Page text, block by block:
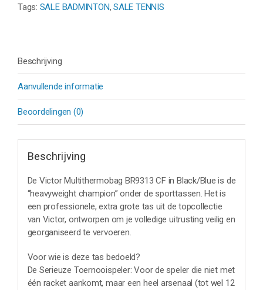
Tags: SALE BADMINTON,SALE TENNIS
Beschrijving
Aanvullende informatie
Beoordelingen (0)
Beschrijving
De Victor Multithermobag BR9313 CF in Black/Blue is de
“heavyweight champion” onder de sporttassen. Het is
een professionele, extra grote tas uit de topcollectie
van Victor, ontworpen om je volledige uitrusting veilig en
georganiseerd te vervoeren.
Voor wie is deze tas bedoeld?
De Serieuze Toernooispeler: Voor de speler die niet met
één racket aankomt, maar een heel arsenaal (tot wel 12